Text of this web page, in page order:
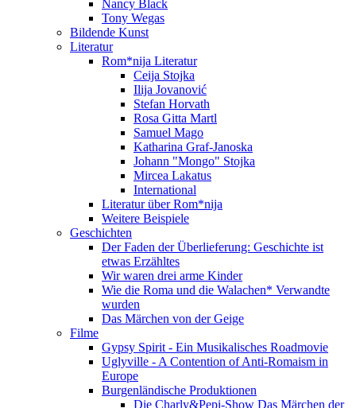
Nancy Black
Tony Wegas
Bildende Kunst
Literatur
Rom*nija Literatur
Ceija Stojka
Ilija Jovanović
Stefan Horvath
Rosa Gitta Martl
Samuel Mago
Katharina Graf-Janoska
Johann "Mongo" Stojka
Mircea Lakatus
International
Literatur über Rom*nija
Weitere Beispiele
Geschichten
Der Faden der Überlieferung: Geschichte ist
etwas Erzähltes
Wir waren drei arme Kinder
Wie die Roma und die Walachen* Verwandte
wurden
Das Märchen von der Geige
Filme
Gypsy Spirit - Ein Musikalisches Roadmovie
Uglyville - A Contention of Anti-Romaism in
Europe
Burgenländische Produktionen
Die Charly&Pepi-Show Das Märchen der